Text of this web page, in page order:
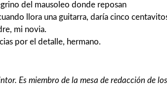
del mausoleo donde reposan
llora una guitarra, daría cinco
mi novia.
por el detalle, hermano.
Es miembro de la mesa de redacción de